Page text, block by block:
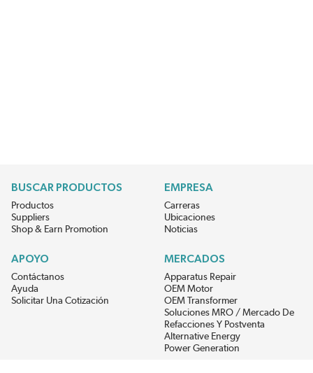
BUSCAR PRODUCTOS
Productos
Suppliers
Shop & Earn Promotion
EMPRESA
Carreras
Ubicaciones
Noticias
APOYO
Contáctanos
Ayuda
Solicitar Una Cotización
MERCADOS
Apparatus Repair
OEM Motor
OEM Transformer
Soluciones MRO / Mercado De
Refacciones Y Postventa
Alternative Energy
Power Generation